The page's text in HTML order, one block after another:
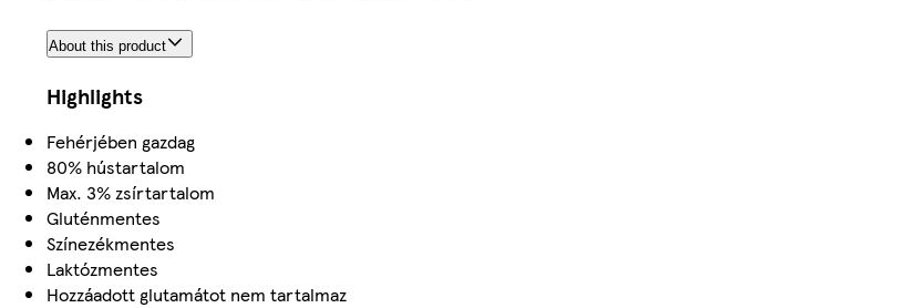
About this product
Highlights
Fehérjében gazdag
80% hústartalom
Max. 3% zsírtartalom
Gluténmentes
Színezékmentes
Laktózmentes
Hozzáadott glutamátot nem tartalmaz